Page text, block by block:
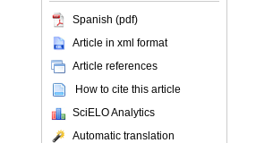
Spanish (pdf)
Article in xml format
Article references
How to cite this article
SciELO Analytics
Automatic translation